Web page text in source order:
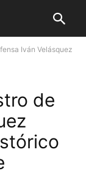
Iván Velásquez
de